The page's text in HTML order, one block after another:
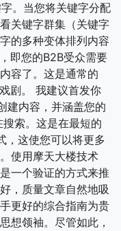
。当您将关键字分配
关键字群集（关键字
的多种变体排列内容
即您的B2B受众需要
容了。这是通常的
剧。 我建议首发你
建内容，并涵盖您的
索。这是在最短的
，这使您可以将更多
使用摩天大楼技术
一个验证的方式来推
，质量文章自然地吸
更好的综合指南为贵
想领袖。尽管如此，